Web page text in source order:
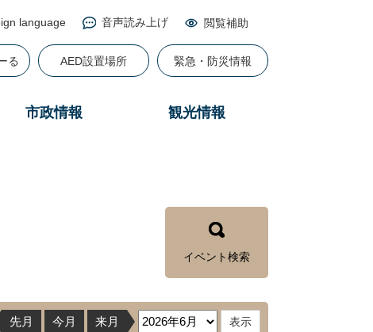
language 音声読み上げ 閲覧補助
る AED設置場所 緊急・防災情報
市政情報 観光情報
イベント検索
先月 今月 来月